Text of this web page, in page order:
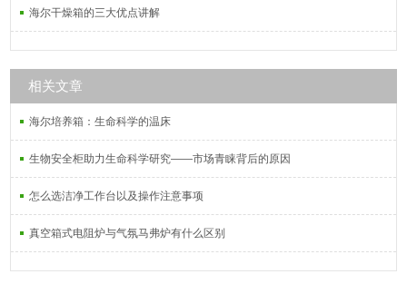
海尔干燥箱的三大优点讲解
相关文章
海尔培养箱：生命科学的温床
生物安全柜助力生命科学研究——市场青睐背后的原因
怎么选洁净工作台以及操作注意事项
真空箱式电阻炉与气氛马弗炉有什么区别